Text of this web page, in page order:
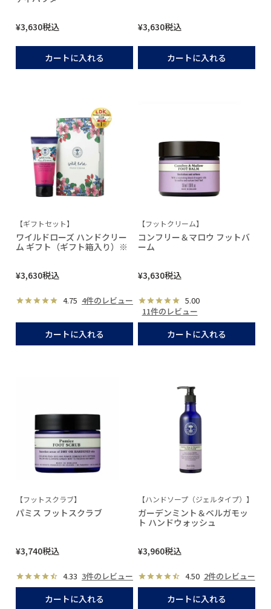
¥3,630税込
カートに入れる
¥3,630税込
カートに入れる
【ギフトセット】
ワイルドローズ ハンドクリー
ム ギフト（ギフト箱入り）※
¥3,630税込
4.75 4件のレビュー
カートに入れる
【フットクリーム】
コンフリー＆マロウ フットバ
ーム
¥3,630税込
5.00
11件のレビュー
カートに入れる
【フットスクラブ】
パミス フットスクラブ
¥3,740税込
4.33 3件のレビュー
カートに入れる
【ハンドソープ（ジェルタイプ）】
ガーデンミント＆ベルガモッ
ト ハンドウォッシュ
¥3,960税込
4.50 2件のレビュー
カートに入れる